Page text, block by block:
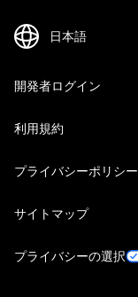
開発者ログイン
利用規約
プライバシーポリシー
サイトマップ
プライバシーの選択